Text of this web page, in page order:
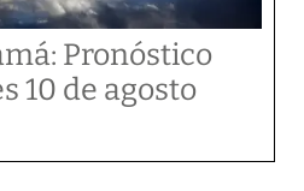
Pronóstico
10 de agosto